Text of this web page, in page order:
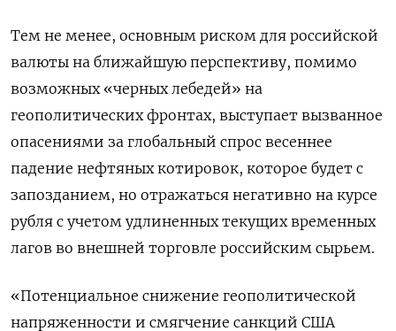
Тем не менее, основным риском для российской
валюты на ближайшую перспективу, помимо
возможных «черных лебедей» на
геополитических фронтах, выступает вызванное
опасениями за глобальный спрос весеннее
падение нефтяных котировок, которое будет с
запозданием, но отражаться негативно на курсе
рубля с учетом удлиненных текущих временных
лагов во внешней торговле российским сырьем.
«Потенциальное снижение геополитической
напряженности и смягчение санкций США